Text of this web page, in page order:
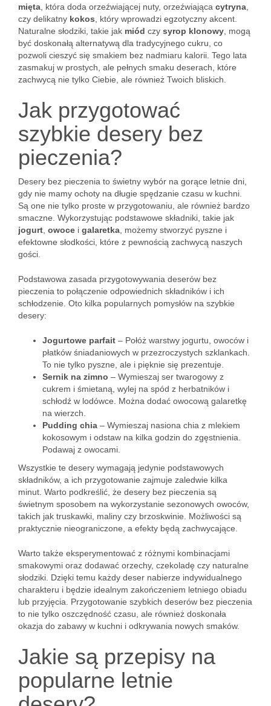
mięta , która doda orzeźwiającej nuty, orzeźwiająca cytryna
czy delikatny kokos , który wprowadzi egzotyczny akcent.
Naturalne słodziki, takie jak miód czy syrop klonowy , mogą
być doskonałą alternatywą dla tradycyjnego cukru, co
pozwoli cieszyć się smakiem bez nadmiaru kalorii. Tego lata
zasmakuj w prostych, ale pełnych smaku deserach, które
zachwycą nie tylko Ciebie, ale również Twoich bliskich.
Jak przygotować
szybkie desery bez
pieczenia?
Desery bez pieczenia to świetny wybór na gorące letnie dni,
gdy nie mamy ochoty na długie spędzanie czasu w kuchni.
Są one nie tylko proste w przygotowaniu, ale również bardzo
smaczne. Wykorzystując podstawowe składniki, takie jak
jogurt owoce i galaretka , możemy stworzyć pyszne i
efektowne słodkości, które z pewnością zachwycą naszych
gości.
Podstawowa zasada przygotowywania deserów bez
pieczenia to połączenie odpowiednich składników i ich
schłodzenie. Oto kilka popularnych pomysłów na szybkie
desery:
Jogurtowe parfait – Połóż warstwy jogurtu, owoców i
płatków śniadaniowych w przezroczystych szklankach.
To nie tylko pyszne, ale i pięknie się prezentuje.
Sernik na zimno – Wymieszaj ser twarogowy z
cukrem i śmietaną, wylej na spód z herbatników i
schłodź w lodówce. Można dodać owocową galaretkę
na wierzch.
Pudding chia – Wymieszaj nasiona chia z mlekiem
kokosowym i odstaw na kilka godzin do zgęstnienia.
Podawaj z owocami.
Wszystkie te desery wymagają jedynie podstawowych
składników, a ich przygotowanie zajmuje zaledwie kilka
minut. Warto podkreślić, że desery bez pieczenia są
świetnym sposobem na wykorzystanie sezonowych owoców,
takich jak truskawki, maliny czy brzoskwinie. Możliwości są
praktycznie nieograniczone, a efekty będą zachwycające.
Warto także eksperymentować z różnymi kombinacjami
smakowymi oraz dodawać orzechy, czekoladę czy naturalne
słodziki. Dzięki temu każdy deser nabierze indywidualnego
charakteru i będzie idealnym zakończeniem letniego obiadu
lub przyjęcia. Przygotowanie szybkich deserów bez pieczenia
to nie tylko oszczędność czasu, ale również doskonała
okazja do zabawy w kuchni i odkrywania nowych smaków.
Jakie są przepisy na
popularne letnie